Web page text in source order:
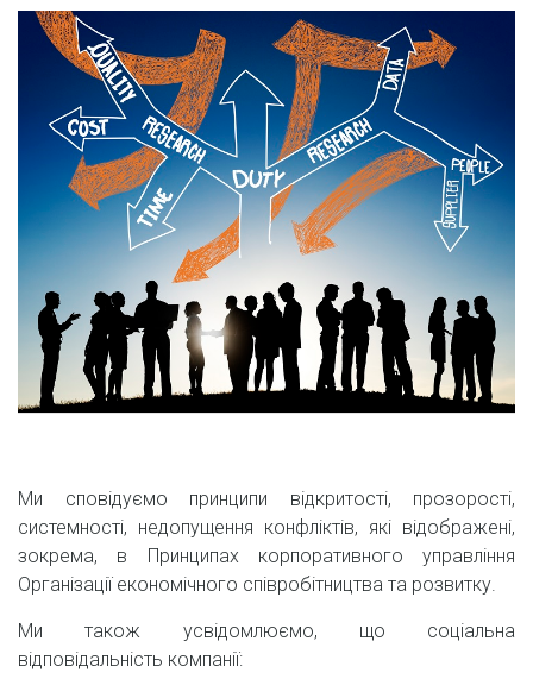
Ми сповідуємо принципи відкритості, прозорості,
системності, недопущення конфліктів, які відображені,
зокрема, в Принципах корпоративного управління
Організації економічного співробітництва та розвитку.
Ми також усвідомлюємо, що соціальна
відповідальність компанії: